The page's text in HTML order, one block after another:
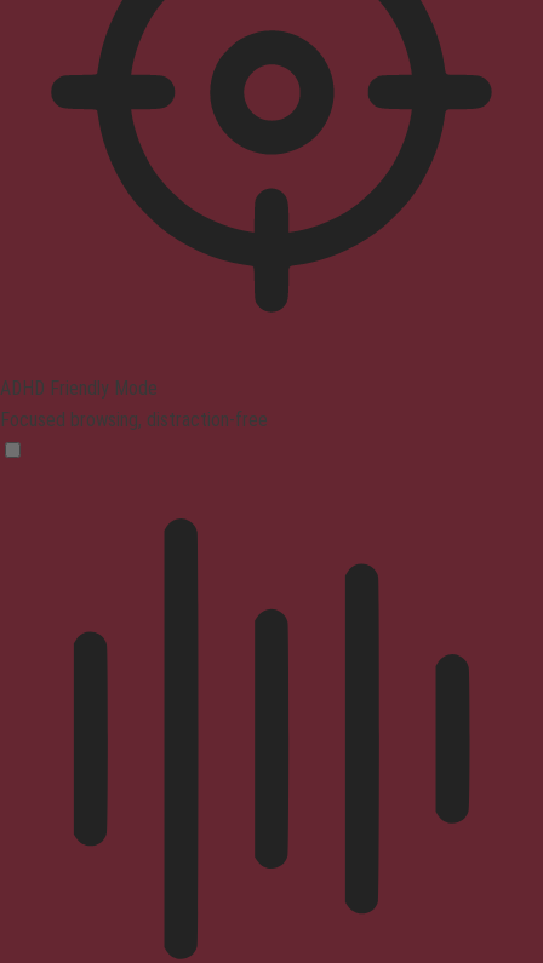
ADHD Friendly Mode
Focused browsing, distraction-free